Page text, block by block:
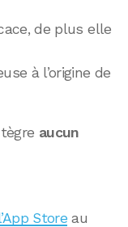
de plus elle
à l’origine de
aucun
Store au